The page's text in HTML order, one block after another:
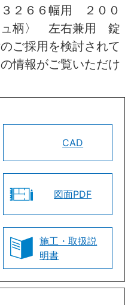
２６６幅用 ２００
ュ柄〉 左右兼用 錠
ご採用を検討されて
情報がご覧いただけ
CAD
図面PDF
施工・取扱説
明書